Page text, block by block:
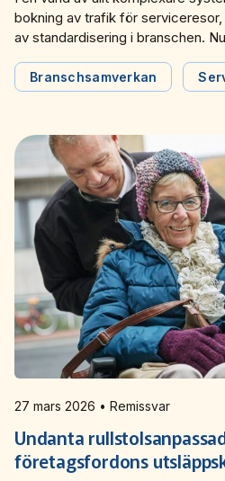
bokning av trafik för
av standardisering i branschen.
Johansson valts in i styrelsen
Branschsamverkan
27 mars 2026 • Remissvar
Undanta
företagsfordons